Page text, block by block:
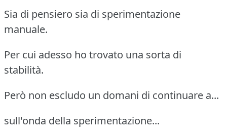
Sia di pensiero sia di sperimentazione
manuale.
Per cui adesso ho trovato una sorta di
stabilità.
Però non escludo un domani di continuare a...
sull'onda della sperimentazione...